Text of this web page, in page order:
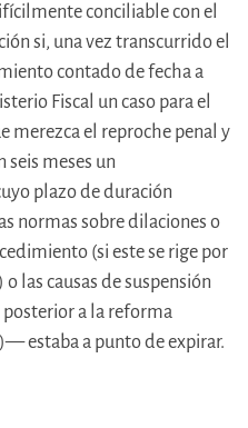
conciliable con el
si, una vez transcurrido el
contado de fecha a
Fiscal un caso para el
merezca el reproche penal y
seis meses un
plazo de duración
normas sobre dilaciones o
(si este se rige por
las causas de suspensión
posterior a la reforma
estaba a punto de expirar.